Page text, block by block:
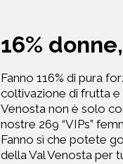
16%
Fanno 116% di pura
coltivazione di frutta e
Venosta non è solo
nostre 269 “VIPs”
Fanno sì che potete
della Val Venosta per